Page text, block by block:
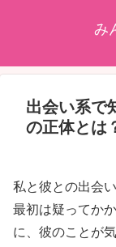
み
出会い系で
の正体とは
私と彼との出会
最初は疑ってか
に、彼のことが